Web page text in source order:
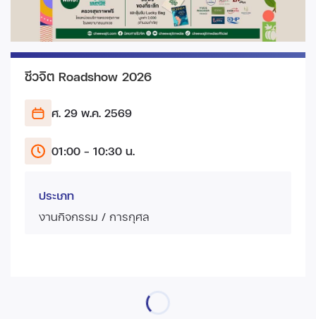
ชีวจิต Roadshow 2026
ศ. 29 พ.ค. 2569
01:00 - 10:30 น.
ประเภท
งานกิจกรรม / การกุศล